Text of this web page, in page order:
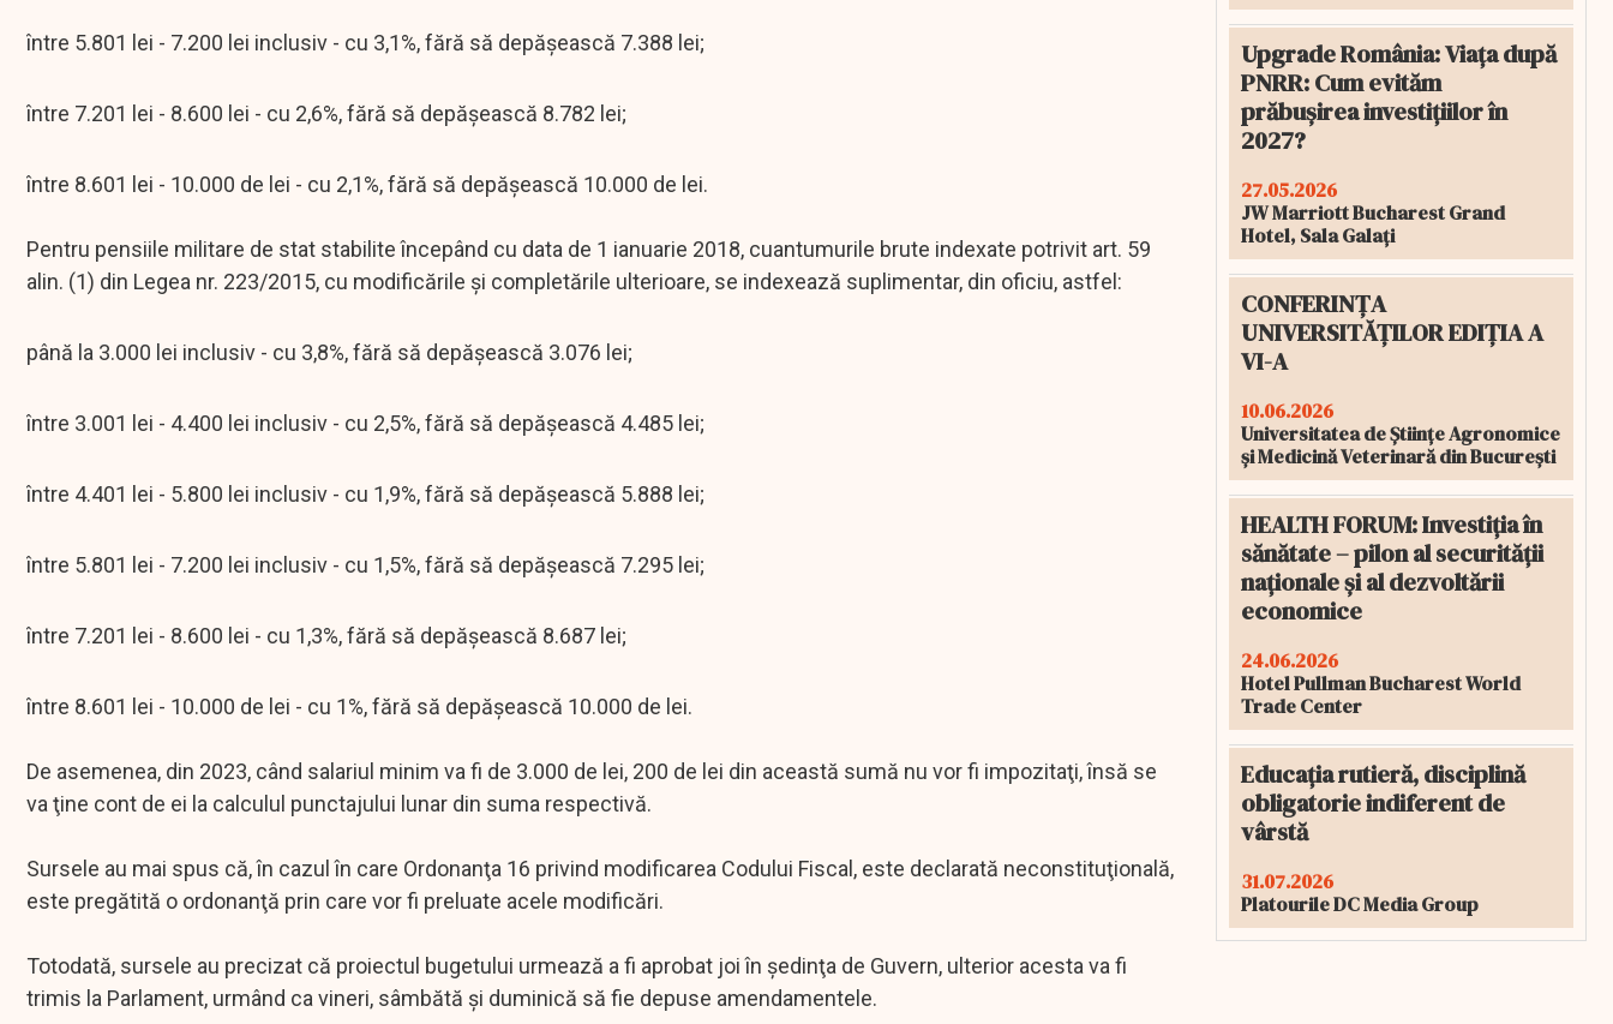
între 5.801 lei - 7.200 lei inclusiv - cu 3,1%, fără să depăşească 7.388 lei;
între 7.201 lei - 8.600 lei - cu 2,6%, fără să depăşească 8.782 lei;
între 8.601 lei - 10.000 de lei - cu 2,1%, fără să depăşească 10.000 de lei.
Pentru pensiile militare de stat stabilite începând cu data de 1 ianuarie 2018, cuantumurile brute indexate potrivit art. 59
alin. (1) din Legea nr. 223/2015, cu modificările şi completările ulterioare, se indexează suplimentar, din oficiu, astfel:
până la 3.000 lei inclusiv - cu 3,8%, fără să depăşească 3.076 lei;
între 3.001 lei - 4.400 lei inclusiv - cu 2,5%, fără să depăşească 4.485 lei;
între 4.401 lei - 5.800 lei inclusiv - cu 1,9%, fără să depăşească 5.888 lei;
între 5.801 lei - 7.200 lei inclusiv - cu 1,5%, fără să depăşească 7.295 lei;
între 7.201 lei - 8.600 lei - cu 1,3%, fără să depăşească 8.687 lei;
între 8.601 lei - 10.000 de lei - cu 1%, fără să depăşească 10.000 de lei.
De asemenea, din 2023, când salariul minim va fi de 3.000 de lei, 200 de lei din această sumă nu vor fi impozitaţi, însă se
va ţine cont de ei la calculul punctajului lunar din suma respectivă.
Sursele au mai spus că, în cazul în care Ordonanţa 16 privind modificarea Codului Fiscal, este declarată neconstituţională,
este pregătită o ordonanţă prin care vor fi preluate acele modificări.
Totodată, sursele au precizat că proiectul bugetului urmează a fi aprobat joi în şedinţa de Guvern, ulterior acesta va fi
trimis la Parlament, urmând ca vineri, sâmbătă şi duminică să fie depuse amendamentele.
Upgrade România: Viața după
PNRR: Cum evităm
prăbușirea investițiilor în
2027?
27.05.2026
JW Marriott Bucharest Grand
Hotel, Sala Galați
CONFERINȚA
UNIVERSITĂȚILOR EDIȚIA A
VI-A
10.06.2026
Universitatea de Științe Agronomice
și Medicină Veterinară din București
HEALTH FORUM: Investiția în
sănătate – pilon al securității
naționale și al dezvoltării
economice
24.06.2026
Hotel Pullman Bucharest World
Trade Center
Educația rutieră, disciplină
obligatorie indiferent de
vârstă
31.07.2026
Platourile DC Media Group